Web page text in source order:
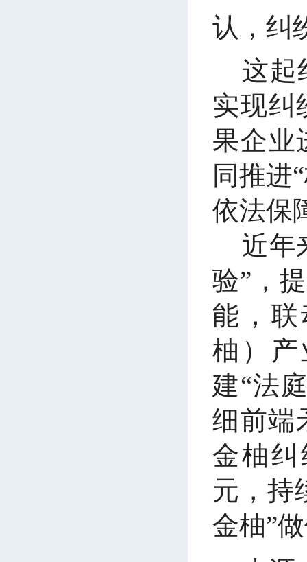
认，纠
这起
实现纠
果企业
同推进
依法保
近年
验”，
能，
柚）
建“法
细前端
金柚纠
元，持
金柚”